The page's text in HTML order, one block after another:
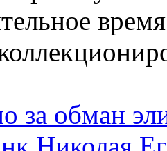
за обман